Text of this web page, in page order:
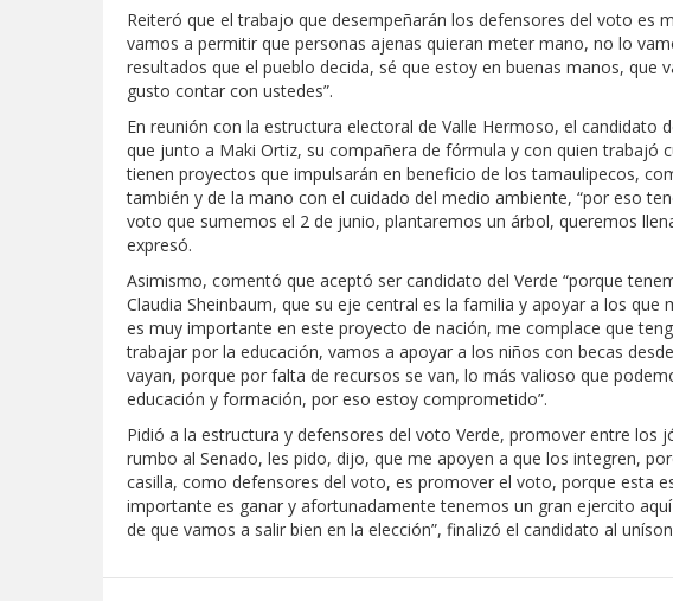
Reiteró que el trabajo que desempeñarán los defensores del voto es
vamos a permitir que personas ajenas quieran meter mano, no lo
resultados que el pueblo decida, sé que estoy en buenas manos, que
gusto contar con ustedes”.
En reunión con la estructura electoral de Valle Hermoso, el candidato
que junto a Maki Ortiz, su compañera de fórmula y con quien trabajó
tienen proyectos que impulsarán en beneficio de los tamaulipecos,
también y de la mano con el cuidado del medio ambiente, “por eso
voto que sumemos el 2 de junio, plantaremos un árbol, queremos
expresó.
Asimismo, comentó que aceptó ser candidato del Verde “porque
Claudia Sheinbaum, que su eje central es la familia y apoyar a los
es muy importante en este proyecto de nación, me complace que
trabajar por la educación, vamos a apoyar a los niños con becas
vayan, porque por falta de recursos se van, lo más valioso que
educación y formación, por eso estoy comprometido”.
Pidió a la estructura y defensores del voto Verde, promover entre los
rumbo al Senado, les pido, dijo, que me apoyen a que los integren,
casilla, como defensores del voto, es promover el voto, porque esta
importante es ganar y afortunadamente tenemos un gran ejercito
de que vamos a salir bien en la elección”, finalizó el candidato al